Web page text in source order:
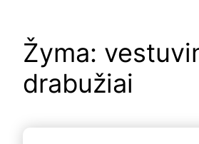
Žyma:
drabužiai